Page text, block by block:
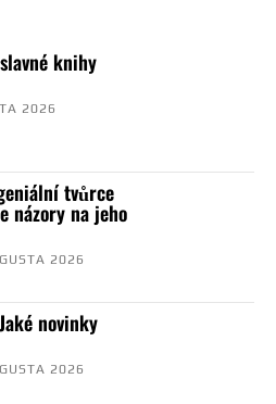
knihy
2026
tvůrce
názory na jeho
2026
novinky
2026